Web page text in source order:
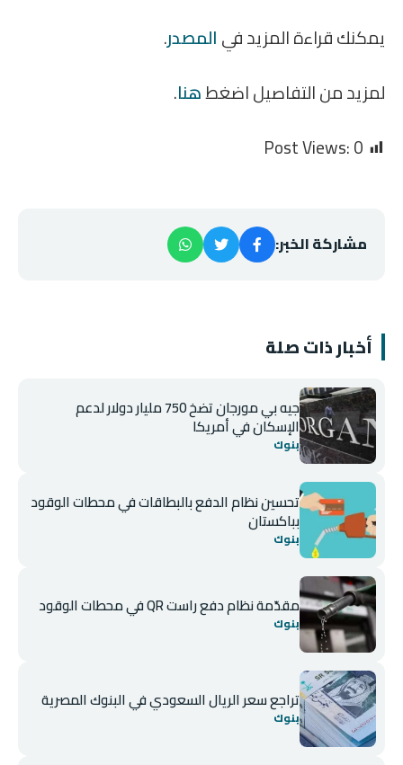
يمكنك قراءة المزيد فيالمصدر.
لمزيد من التفاصيل اضغطهنا.
Post Views:0
مشاركة الخبر:
أخبار ذات صلة
جيه بي مورجان تضخ 750 مليار دولار لدعم
الإسكان في أمريكا
بنوك
تحسين نظام الدفع بالبطاقات في محطات الوقود
بباكستان
بنوك
مقدّمة نظام دفع راست QR في محطات الوقود
بنوك
تراجع سعر الريال السعودي في البنوك المصرية
بنوك